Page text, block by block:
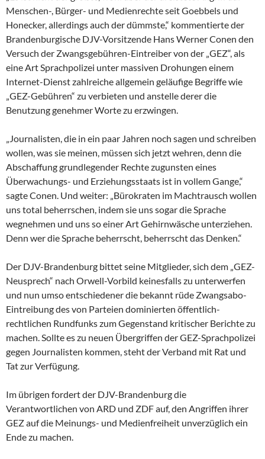
Menschen-, Bürger- und Medienrechte seit Goebbels und
Honecker, allerdings auch der dümmste,“ kommentierte der
Brandenburgische DJV-Vorsitzende Hans Werner Conen den
Versuch der Zwangsgebühren-Eintreiber von der „GEZ“, als
eine Art Sprachpolizei unter massiven Drohungen einem
Internet-Dienst zahlreiche allgemein geläufige Begriffe wie
„GEZ-Gebühren“ zu verbieten und anstelle derer die
Benutzung genehmer Worte zu erzwingen.
„Journalisten, die in ein paar Jahren noch sagen und schreiben
wollen, was sie meinen, müssen sich jetzt wehren, denn die
Abschaffung grundlegender Rechte zugunsten eines
Überwachungs- und Erziehungsstaats ist in vollem Gange,“
sagte Conen. Und weiter: „Bürokraten im Machtrausch wollen
uns total beherrschen, indem sie uns sogar die Sprache
wegnehmen und uns so einer Art Gehirnwäsche unterziehen.
Denn wer die Sprache beherrscht, beherrscht das Denken.“
Der DJV-Brandenburg bittet seine Mitglieder, sich dem „GEZ-
Neusprech“ nach Orwell-Vorbild keinesfalls zu unterwerfen
und nun umso entschiedener die bekannt rüde Zwangsabo-
Eintreibung des von Parteien dominierten öffentlich-
rechtlichen Rundfunks zum Gegenstand kritischer Berichte zu
machen. Sollte es zu neuen Übergriffen der GEZ-Sprachpolizei
gegen Journalisten kommen, steht der Verband mit Rat und
Tat zur Verfügung.
Im übrigen fordert der DJV-Brandenburg die
Verantwortlichen von ARD und ZDF auf, den Angriffen ihrer
GEZ auf die Meinungs- und Medienfreiheit unverzüglich ein
Ende zu machen.